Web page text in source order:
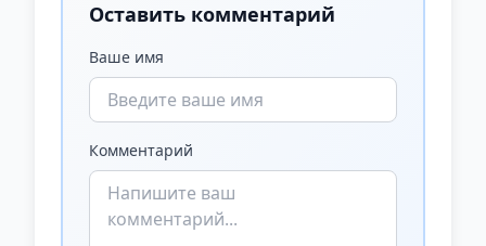
Оставить комментарий
Ваше имя
Комментарий